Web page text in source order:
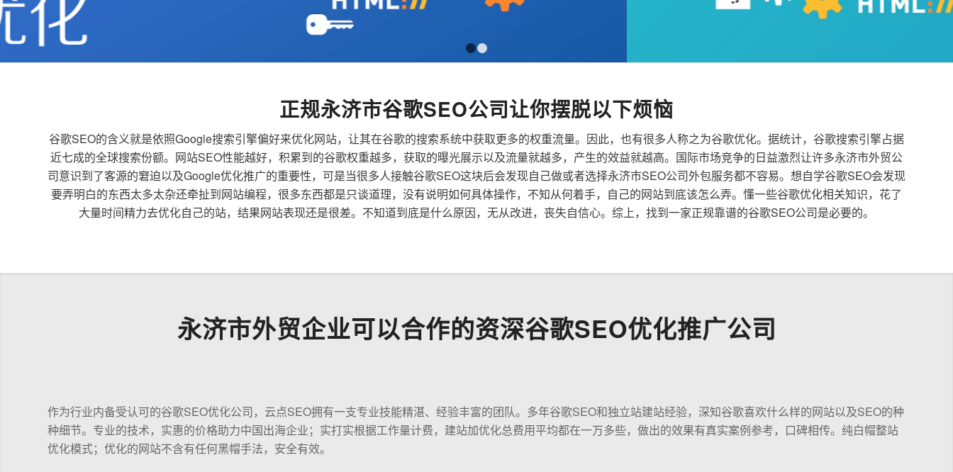
正规永济市谷歌SEO公司让你摆脱以下烦恼
谷歌SEO的含义就是依照Google搜索引擎偏好来优化网站，让其在谷歌的搜索系统中获取更多的权重流量。因此，也有很多人称之为谷歌优化。据统计，谷歌搜索引擎占据
近七成的全球搜索份额。网站SEO性能越好，积累到的谷歌权重越多，获取的曝光展示以及流量就越多，产生的效益就越高。国际市场竞争的日益激烈让许多永济市外贸公
司意识到了客源的窘迫以及Google优化推广的重要性，可是当很多人接触谷歌SEO这块后会发现自己做或者选择永济市SEO公司外包服务都不容易。想自学谷歌SEO会发现
要弄明白的东西太多太杂还牵扯到网站编程，很多东西都是只谈道理，没有说明如何具体操作，不知从何着手，自己的网站到底该怎么弄。懂一些谷歌优化相关知识，花了
大量时间精力去优化自己的站，结果网站表现还是很差。不知道到底是什么原因，无从改进，丧失自信心。综上，找到一家正规靠谱的谷歌SEO公司是必要的。
永济市外贸企业可以合作的资深谷歌SEO优化推广公司
作为行业内备受认可的谷歌SEO优化公司，云点SEO拥有一支专业技能精湛、经验丰富的团队。多年谷歌SEO和独立站建站经验，深知谷歌喜欢什么样的网站以及SEO的种
种细节。专业的技术，实惠的价格助力中国出海企业；实打实根据工作量计费，建站加优化总费用平均都在一万多些，做出的效果有真实案例参考，口碑相传。纯白帽整站
优化模式；优化的网站不含有任何黑帽手法，安全有效。